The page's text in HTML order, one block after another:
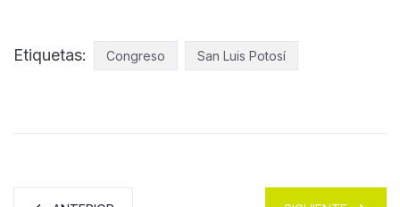
Etiquetas: Congreso San Luis Potosí